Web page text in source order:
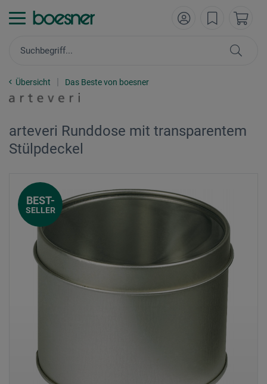
Übersicht Das Beste von boesner
arteveri Runddose mit transparentem
Stülpdeckel
BEST-
SELLER